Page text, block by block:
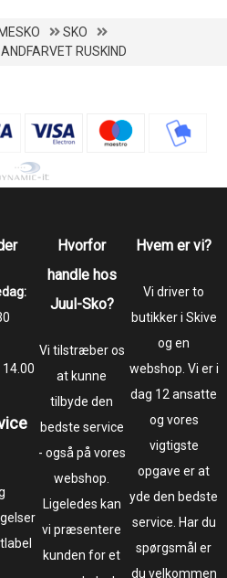
SKO
RUSKIND
14.00
Hvorfor
handle hos
Juul-Sko?
Vi tilstræber os
at kunne
tilbyde den
bedste service
- også på vores
webshop.
Ligeledes kan
vi præsentere
kunden for et
Hvem er vi?
Vi driver to
butikker i Skive
og en
webshop. Vi er i
dag 12 ansatte
og vores
vigtigste
opgave er at
yde den bedste
service. Har du
spørgsmål er
du velkommen